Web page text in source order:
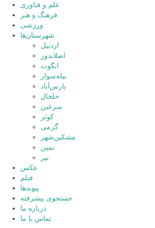
علم و فناوری
فرهنگ و هنر
ورزشی
شهرستان‌ها
اردبیل
اصلاندوز
انگوت
بیله‌سوار
پارس‌آباد
خلخال
سرعین
کوثر
گرمی
مشکین‌شهر
نمین
نیر
عکس
فیلم
پیوندها
جستجوی پیشرفته
درباره ما
تماس با ما